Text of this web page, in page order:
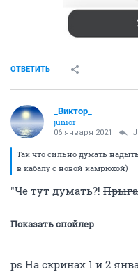
ОТВЕТИТЬ
_Виктор_
juniоr
06 января 2021
Так что сильно думать
в кабалу с новой камрюхой)
"Че тут думать?!
Показать спойлер
ps На скринах 1 и 2